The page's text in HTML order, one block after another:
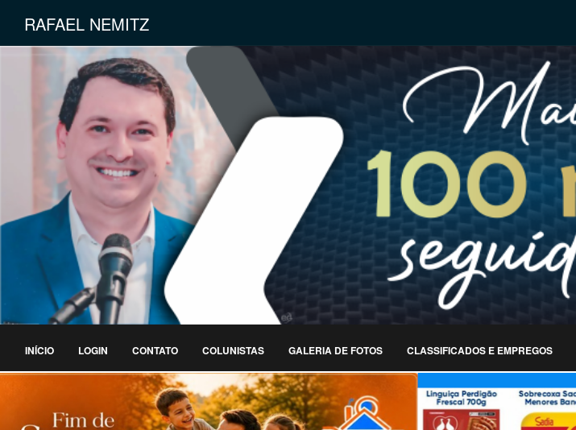
RAFAEL NEMITZ
INÍCIO LOGIN CONTATO COLUNISTAS GALERIA DE FOTOS CLASSIFICADOS E EMPREGOS